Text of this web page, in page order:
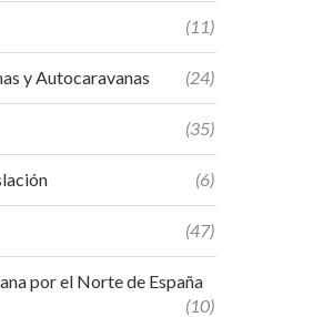
(11)
y Autocaravanas (24)
(35)
(6)
(47)
por el Norte de España
(10)